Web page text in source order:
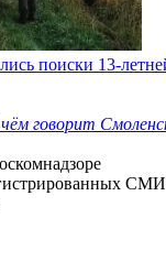
поиски 13-
говорит